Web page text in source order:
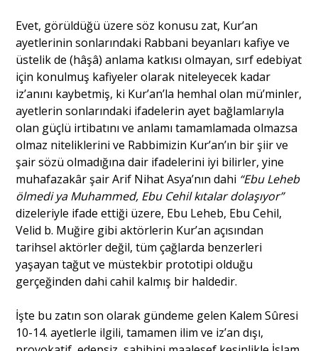
Evet, görüldüğü üzere söz konusu zat, Kur’an
ayetlerinin sonlarındaki Rabbani beyanları kafiye ve
üstelik de (hâşâ) anlama katkısı olmayan, sırf edebiyat
için konulmuş kafiyeler olarak niteleyecek kadar
iz’anını kaybetmiş, ki Kur’an’la hemhal olan mü’minler,
ayetlerin sonlarındaki ifadelerin ayet bağlamlarıyla
olan güçlü irtibatını ve anlamı tamamlamada olmazsa
olmaz niteliklerini ve Rabbimizin Kur’an’ın bir şiir ve
şair sözü olmadığına dair ifadelerini iyi bilirler, yine
muhafazakâr şair Arif Nihat Asya’nın dahi “Ebu Leheb
ölmedi ya Muhammed, Ebu Cehil kıtalar dolaşıyor”
dizeleriyle ifade ettiği üzere, Ebu Leheb, Ebu Cehil,
Velid b. Muğire gibi aktörlerin Kur’an açısından
tarihsel aktörler değil, tüm çağlarda benzerleri
yaşayan tağut ve müstekbir prototipi olduğu
gerçeğinden dahi cahil kalmış bir haldedir.
İşte bu zatın son olarak gündeme gelen Kalem Sûresi
10-14. ayetlerle ilgili, tamamen ilim ve iz’an dışı,